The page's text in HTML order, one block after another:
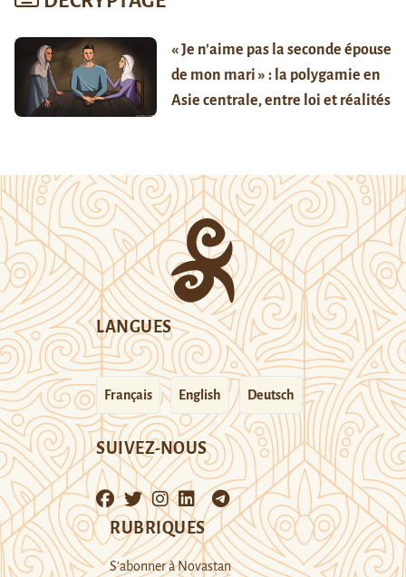
« Je n’aime pas la seconde épouse
de mon mari » : la polygamie en
Asie centrale, entre loi et réalités
LANGUES
Français English Deutsch
SUIVEZ-NOUS
RUBRIQUES
S’abonner à Novastan